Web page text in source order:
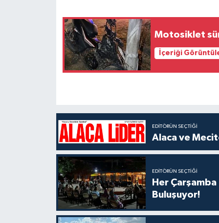
Motosiklet
İçeriği
EDITÖRÜN SEÇTIĞI
Alaca ve
EDITÖRÜN SEÇTIĞI
Her
Buluşuyor!